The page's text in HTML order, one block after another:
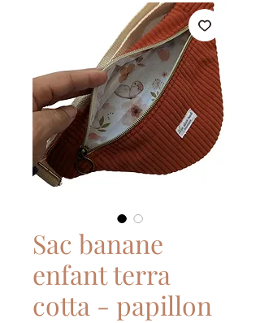
Sac banane
enfant terra
cotta - papillon